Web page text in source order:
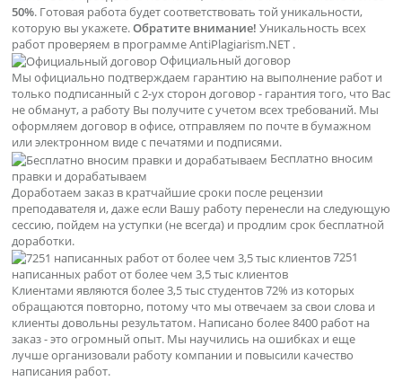
50%. Готовая работа будет соответствовать той уникальности,
которую вы укажете.Обратите внимание! Уникальность всех
работ проверяем в программе AntiPlagiarism.NET .
Официальный договор
Мы официально подтверждаем гарантию на выполнение работ и
только подписанный с 2-ух сторон договор - гарантия того, что Вас
не обманут, а работу Вы получите с учетом всех требований. Мы
оформляем договор в офисе, отправляем по почте в бумажном
или электронном виде с печатями и подписями.
Бесплатно вносим
правки и дорабатываем
Доработаем заказ в кратчайшие сроки после рецензии
преподавателя и, даже если Вашу работу перенесли на следующую
сессию, пойдем на уступки (не всегда) и продлим срок бесплатной
доработки.
7251
написанных работ от более чем 3,5 тыс клиентов
Клиентами являются более 3,5 тыс студентов 72% из которых
обращаются повторно, потому что мы отвечаем за свои слова и
клиенты довольны результатом. Написано более 8400 работ на
заказ - это огромный опыт. Мы научились на ошибках и еще
лучше организовали работу компании и повысили качество
написания работ.